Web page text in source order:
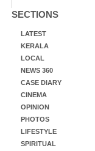
SECTIONS
LATEST
KERALA
LOCAL
NEWS 360
CASE DIARY
CINEMA
OPINION
PHOTOS
LIFESTYLE
SPIRITUAL